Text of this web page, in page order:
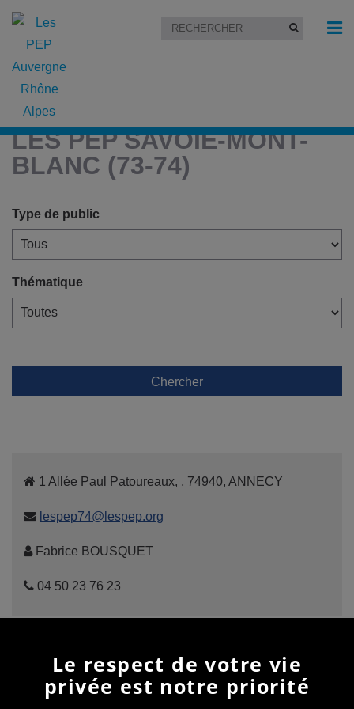
Accueil»
LES PEP SAVOIE-MONT-
BLANC (73-74)
Type de public
Thématique
Chercher
1 Allée Paul Patoureaux, , 74940, ANNECY
lespep74@lespep.org
Fabrice BOUSQUET
04 50 23 76 23
Cliquez icipour nous découvrir !
Le respect de votre vie
privée est notre priorité